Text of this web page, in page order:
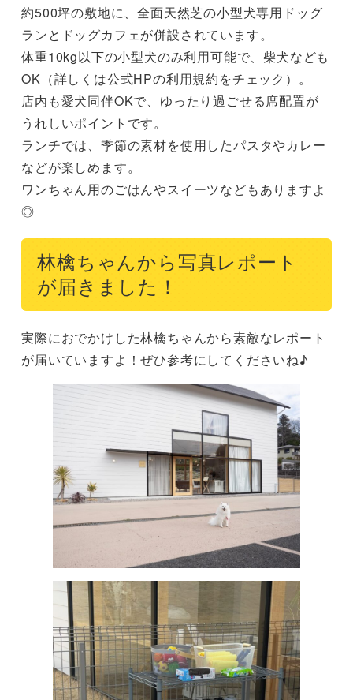
約500坪の敷地に、全面天然芝の小型犬専用ドッグ
ランとドッグカフェが併設されています。
体重10kg以下の小型犬のみ利用可能で、柴犬なども
OK（詳しくは公式HPの利用規約をチェック）。
店内も愛犬同伴OKで、ゆったり過ごせる席配置が
うれしいポイントです。
ランチでは、季節の素材を使用したパスタやカレー
などが楽しめます。
ワンちゃん用のごはんやスイーツなどもありますよ
◎
林檎ちゃんから写真レポート
が届きました！
実際におでかけした林檎ちゃんから素敵なレポート
が届いていますよ！ぜひ参考にしてくださいね♪